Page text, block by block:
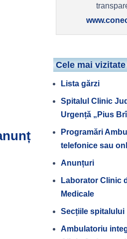
Cele mai
Lista gărzi
Spitalul Clinic
Urgență „Pius
Programări
telefonice sau
Anunțuri
Laborator Clinic
Medicale
Secțiile spitalului
Ambulatoriu